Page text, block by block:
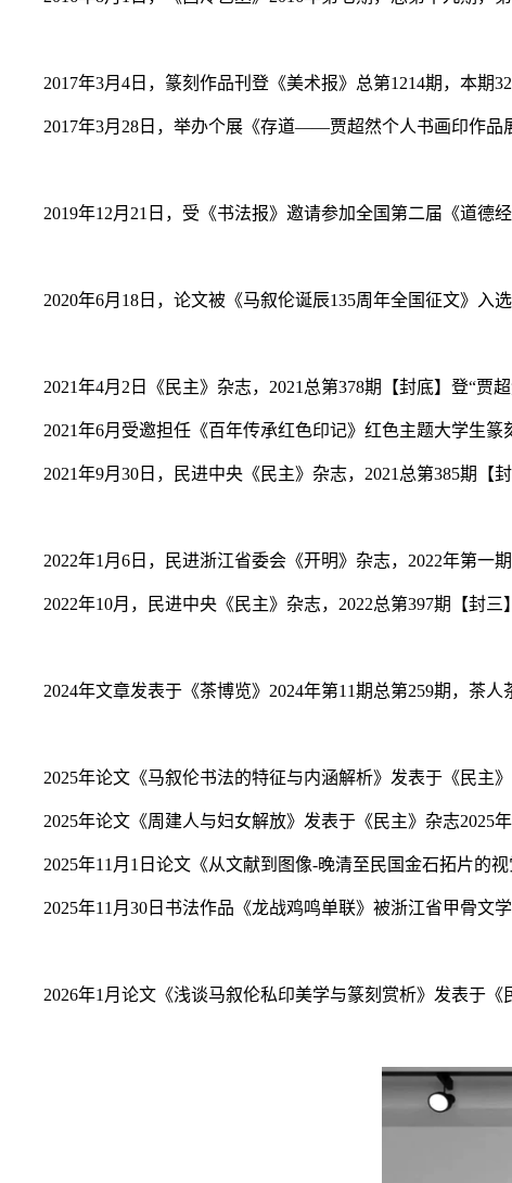
2017年3月4日，篆刻作品刊登《美术报》总第1214期，本期
2017年3月28日，举办个展《存道——贾超然个人书画印作品
2019年12月21日，受《书法报》邀请参加全国第二届《道德
2020年6月18日，论文被《马叙伦诞辰135周年全国征文》入
2021年4月2日《民主》杂志，2021总第378期【封底】登“贾
2021年6月受邀担任《百年传承红色印记》红色主题大学生篆
2021年9月30日，民进中央《民主》杂志，2021总第385期【
2022年1月6日，民进浙江省委会《开明》杂志，2022年第一
2022年10月，民进中央《民主》杂志，2022总第397期【封
2024年文章发表于《茶博览》2024年第11期总第259期，茶
2025年论文《马叙伦书法的特征与内涵解析》发表于《民主
2025年论文《周建人与妇女解放》发表于《民主》杂志2025
2025年11月1日论文《从文献到图像-晚清至民国金石拓片的
2025年11月30日书法作品《龙战鸡鸣单联》被浙江省甲骨文
2026年1月论文《浅谈马叙伦私印美学与篆刻赏析》发表于